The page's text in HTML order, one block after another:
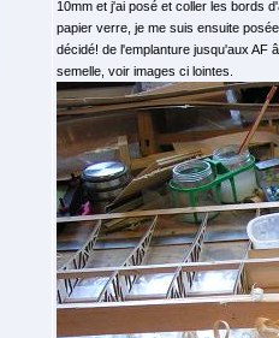
10mm et j'ai posé et coller les bords
papier verre, je me suis ensuite
décidé! de l'emplanture jusqu'aux AF
semelle, voir images ci lointes.